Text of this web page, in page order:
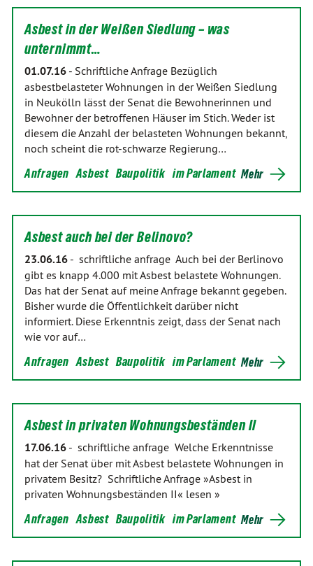
Asbest in der Weißen Siedlung – was
unternimmt…
01.07.16 - Schriftliche Anfrage Bezüglich
asbestbelasteter Wohnungen in der Weißen Siedlung
in Neukölln lässt der Senat die Bewohnerinnen und
Bewohner der betroffenen Häuser im Stich. Weder ist
diesem die Anzahl der belasteten Wohnungen bekannt,
noch scheint die rot-schwarze Regierung…
Anfragen Asbest Baupolitik im Parlament Mehr
Asbest auch bei der Belinovo?
23.06.16 - schriftliche anfrage Auch bei der Berlinovo
gibt es knapp 4.000 mit Asbest belastete Wohnungen.
Das hat der Senat auf meine Anfrage bekannt gegeben.
Bisher wurde die Öffentlichkeit darüber nicht
informiert. Diese Erkenntnis zeigt, dass der Senat nach
wie vor auf…
Anfragen Asbest Baupolitik im Parlament Mehr
Asbest in privaten Wohnungsbeständen II
17.06.16 - schriftliche anfrage Welche Erkenntnisse
hat der Senat über mit Asbest belastete Wohnungen in
privatem Besitz? Schriftliche Anfrage »Asbest in
privaten Wohnungsbeständen II« lesen »
Anfragen Asbest Baupolitik im Parlament Mehr